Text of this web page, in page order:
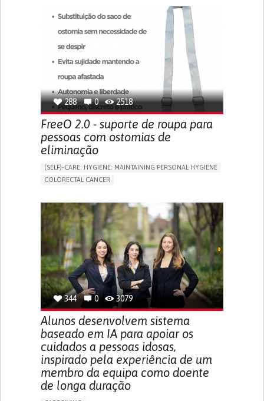
ASSISTIVE DAILY LIFE DEVICE (TO HELP ADL)
PROMOTING SELF-MANAGEMENT
PREVENTING (VACCINATION, PROTECTION, FALLS,
CAREGIVING SUPPORT
GENERAL AND FAMILY MEDICINE
MOBILITY ISSUES
CAREGIVER SUPPORT
SOLUTIONS FOR DISABLED PEOPLE
INDIA
288 0 2518
FreeO 2.0 - suporte de roupa para
pessoas com ostomias de
eliminação
(SELF)-CARE: HYGIENE: MAINTAINING PERSONAL HYGIENE
COLORECTAL CANCER
PROMOTING SELF-MANAGEMENT
GASTROENTEROLOGY
MEDICAL ONCOLOGY
PORTUGAL
344 0 3079
Alunos desenvolvem sistema
baseado em IA para apoiar os
cuidados a pessoas idosas,
inspirado pela experiência de um
membro da equipa como doente
de longa duração